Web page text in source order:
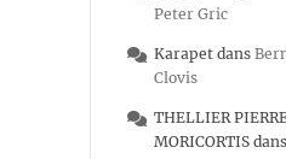
Peter Gric
Karapet dans
Clovis
THELLIER
MORICORTIS dans